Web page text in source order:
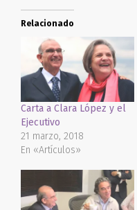
Twitter
(Se
abre
una
ventana
nueva)
una
ventana
nueva)
en
nueva)
Relacionado
Carta a Clara López y el
Ejecutivo
21 marzo, 2018
En «Artículos»